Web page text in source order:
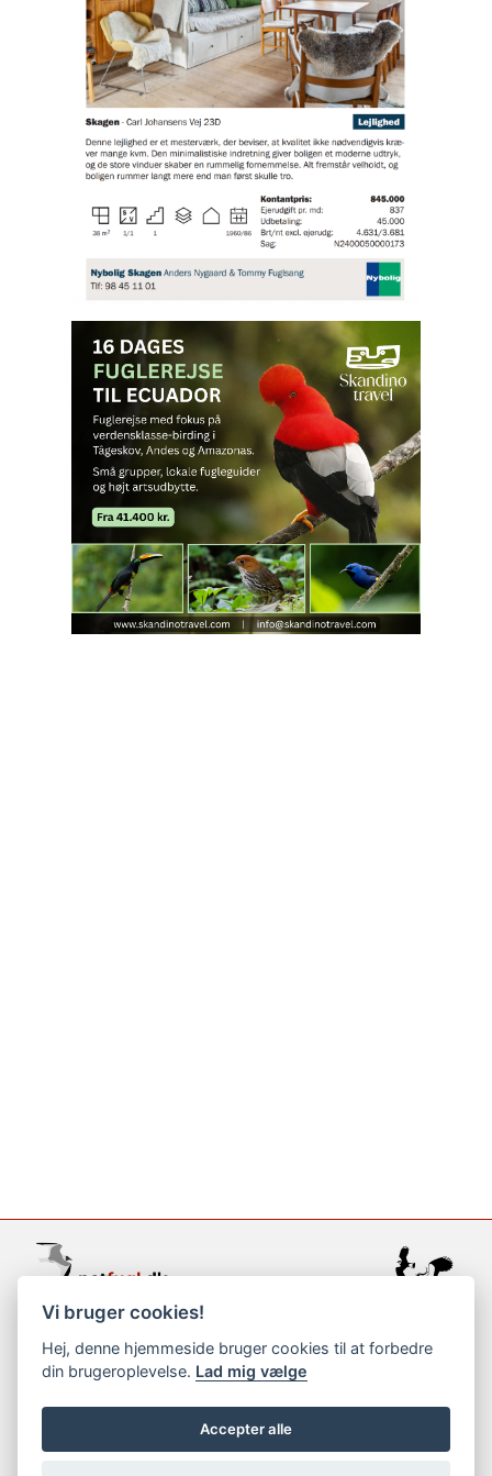
support@netfugl.dk
copyright © 2002-2023
Vi bruger cookies!
Hej, denne hjemmeside bruger cookies til at forbedre
din brugeroplevelse. Lad mig vælge
Accepter alle